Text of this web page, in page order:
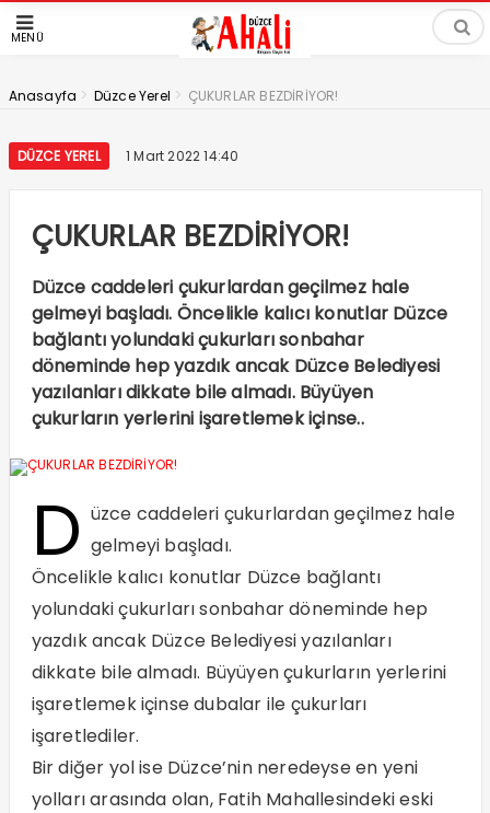
MENÜ
Anasayfa > Düzce Yerel > ÇUKURLAR BEZDİRİYOR!
DÜZCE YEREL 1 Mart 2022 14:40
ÇUKURLAR BEZDİRİYOR!
Düzce caddeleri çukurlardan geçilmez hale
gelmeyi başladı. Öncelikle kalıcı konutlar Düzce
bağlantı yolundaki çukurları sonbahar
döneminde hep yazdık ancak Düzce Belediyesi
yazılanları dikkate bile almadı. Büyüyen
çukurların yerlerini işaretlemek içinse..
D üzce caddeleri çukurlardan geçilmez hale
gelmeyi başladı.
Öncelikle kalıcı konutlar Düzce bağlantı
yolundaki çukurları sonbahar döneminde hep
yazdık ancak Düzce Belediyesi yazılanları
dikkate bile almadı. Büyüyen çukurların yerlerini
işaretlemek içinse dubalar ile çukurları
işaretlediler.
Bir diğer yol ise Düzce’nin neredeyse en yeni
yolları arasında olan, Fatih Mahallesindeki eski